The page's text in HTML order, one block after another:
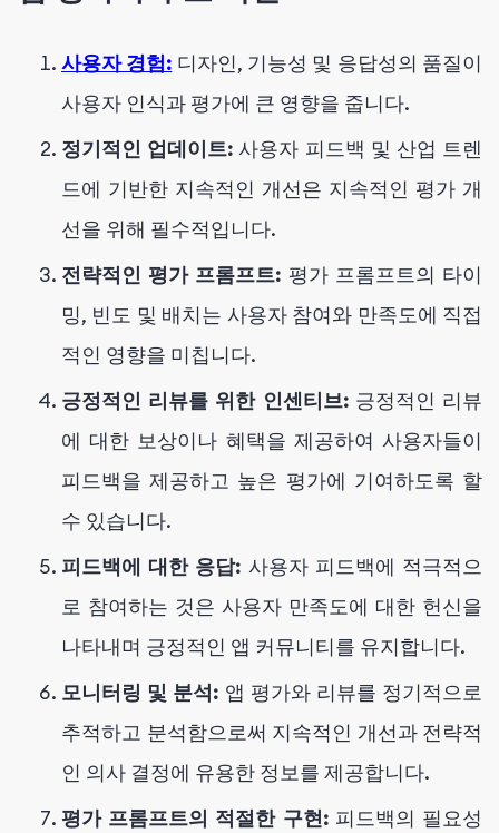
사용자 경험: 디자인, 기능성 및 응답성의 품질이
사용자 인식과 평가에 큰 영향을 줍니다.
정기적인 업데이트: 사용자 피드백 및 산업 트렌
드에 기반한 지속적인 개선은 지속적인 평가 개
선을 위해 필수적입니다.
전략적인 평가 프롬프트: 평가 프롬프트의 타이
밍, 빈도 및 배치는 사용자 참여와 만족도에 직접
적인 영향을 미칩니다.
긍정적인 리뷰를 위한 인센티브: 긍정적인 리뷰
에 대한 보상이나 혜택을 제공하여 사용자들이
피드백을 제공하고 높은 평가에 기여하도록 할
수 있습니다.
피드백에 대한 응답: 사용자 피드백에 적극적으
로 참여하는 것은 사용자 만족도에 대한 헌신을
나타내며 긍정적인 앱 커뮤니티를 유지합니다.
모니터링 및 분석: 앱 평가와 리뷰를 정기적으로
추적하고 분석함으로써 지속적인 개선과 전략적
인 의사 결정에 유용한 정보를 제공합니다.
평가 프롬프트의 적절한 구현: 피드백의 필요성